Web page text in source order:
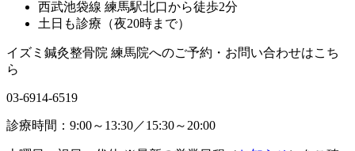
西武池袋線 練馬駅北口から徒歩2分
土日も診療（夜20時まで）
イズミ鍼灸整骨院 練馬院へのご予約・お問い合わせはこち
ら
03-6914-6519
診療時間：9:00～13:30／15:30～20:00